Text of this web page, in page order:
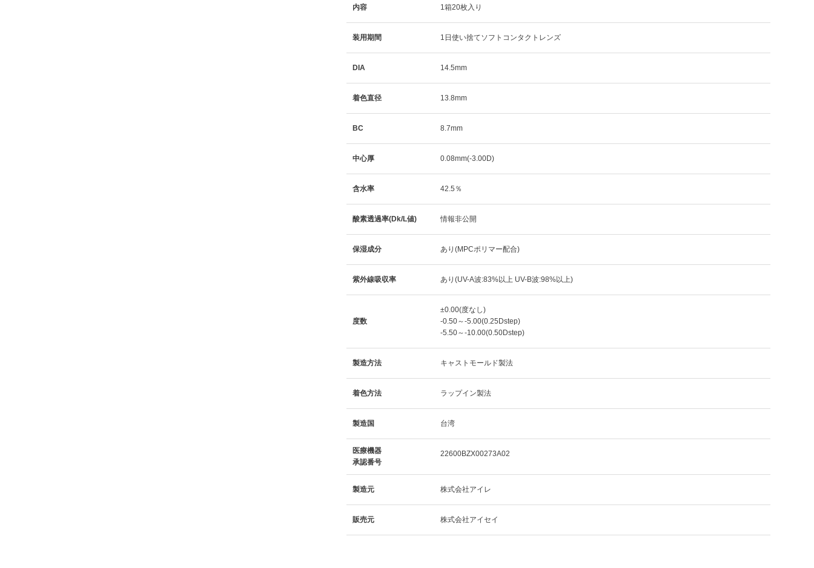
内容 1箱20枚入り
装用期間 1日使い捨てソフトコンタクトレンズ
DIA 14.5mm
着色直径 13.8mm
BC 8.7mm
中心厚 0.08mm(-3.00D)
含水率 42.5％
酸素透過率(Dk/L値) 情報非公開
保湿成分 あり(MPCポリマー配合)
紫外線吸収率 あり(UV-A波:83%以上 UV-B波:98%以上)
度数
±0.00(度なし)
-0.50～-5.00(0.25Dstep)
-5.50～-10.00(0.50Dstep)
製造方法 キャストモールド製法
着色方法 ラップイン製法
製造国 台湾
医療機器
承認番号
22600BZX00273A02
製造元 株式会社アイレ
販売元 株式会社アイセイ